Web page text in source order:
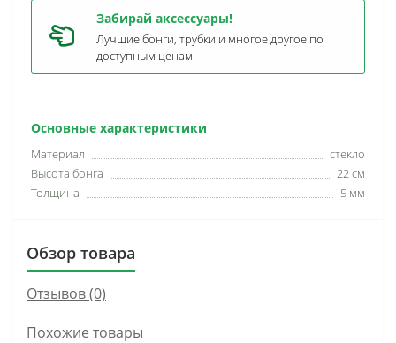
Основные характеристики
Материал
стекло
Высота бонга
22 см
Толщина
5 мм
Забирай аксессуары!
Лучшие бонги, трубки и многое другое по
доступным ценам!
Обзор товара
Отзывов (0)
Похожие товары